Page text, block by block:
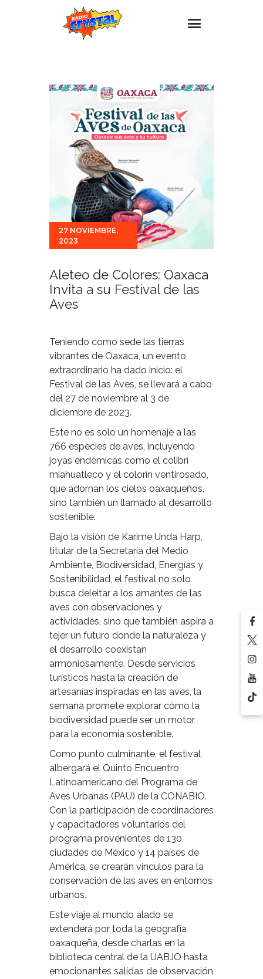
Estaciones
Eventos
Promociones
Noticias
Para ti
Contacto
27 NOVIEMBRE,
2023
Aleteo de Colores: Oaxaca
Invita a su Festival de las
Aves
Teniendo como sede las tierras
vibrantes de Oaxaca, un evento
extraordinario ha dado inicio: el
Festival de las Aves, se llevará a cabo
del 27 de noviembre al 3 de
diciembre de 2023.
Este no es solo un homenaje a las
766 especies de aves, incluyendo
joyas endémicas como el colibrí
miahuatleco y el colorín ventirosado,
que adornan los cielos oaxaqueños,
sino también un llamado al desarrollo
sostenible.
Bajo la visión de Karime Unda Harp,
titular de la Secretaría del Medio
Ambiente, Biodiversidad, Energías y
Sostenibilidad, el festival no solo
busca deleitar a los amantes de las
aves con observaciones y
actividades, sino que también aspira a
tejer un futuro donde la naturaleza y
el desarrollo coexistan
armoniosamente. Desde servicios
turísticos hasta la creación de
artesanías inspiradas en las aves, la
semana promete explorar cómo la
biodiversidad puede ser un motor
para la economía sostenible.
Como punto culminante, el festival
albergará el Quinto Encuentro
Latinoamericano del Programa de
Aves Urbanas (PAU) de la CONABIO.
Con la participación de coordinadores
y capacitadores voluntarios del
programa provenientes de 130
ciudades de México y 14 países de
América, se crearán vínculos para la
conservación de las aves en entornos
urbanos.
Este viaje al mundo alado se
extenderá por toda la geografía
oaxaqueña, desde charlas en la
biblioteca central de la UABJO hasta
emocionantes salidas de observación